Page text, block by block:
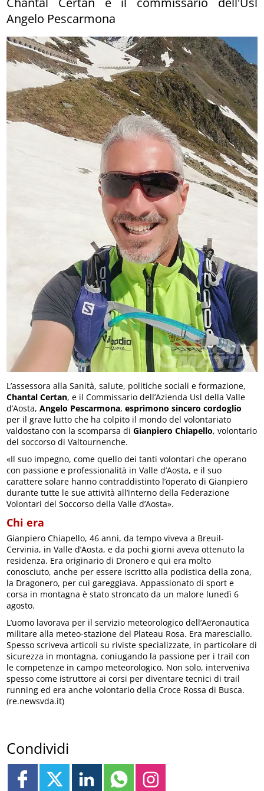
Angelo Pescarmona
L’assessora alla Sanità, salute, politiche sociali e formazione,
Chantal Certan, e il Commissario dell’Azienda Usl della Valle
d’Aosta,Angelo Pescarmona,esprimono sincero cordoglio
per il grave lutto che ha colpito il mondo del volontariato
valdostano con la scomparsa diGianpiero Chiapello, volontario
del soccorso di Valtournenche.
«Il suo impegno, come quello dei tanti volontari che operano
con passione e professionalità in Valle d’Aosta, e il suo
carattere solare hanno contraddistinto l’operato di Gianpiero
durante tutte le sue attività all’interno della Federazione
Volontari del Soccorso della Valle d’Aosta».
Chi era
Gianpiero Chiapello, 46 anni, da tempo viveva a Breuil-
Cervinia, in Valle d’Aosta, e da pochi giorni aveva ottenuto la
residenza. Era originario di Dronero e qui era molto
conosciuto, anche per essere iscritto alla podistica della zona,
la Dragonero, per cui gareggiava. Appassionato di sport e
corsa in montagna è stato stroncato da un malore lunedì 6
agosto.
L’uomo lavorava per il servizio meteorologico dell’Aeronautica
militare alla meteo-stazione del Plateau Rosa. Era maresciallo.
Spesso scriveva articoli su riviste specializzate, in particolare di
sicurezza in montagna, coniugando la passione per i trail con
le competenze in campo meteorologico. Non solo, interveniva
spesso come istruttore ai corsi per diventare tecnici di trail
running ed era anche volontario della Croce Rossa di Busca.
(re.newsvda.it)
Condividi